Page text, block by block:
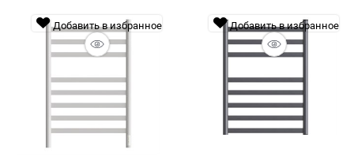
Добавить в избранное Добавить в избранное